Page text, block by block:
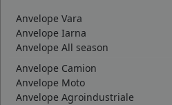
Anvelope Vara
Anvelope Iarna
Anvelope All season
Anvelope Camion
Anvelope Moto
Anvelope Agroindustriale